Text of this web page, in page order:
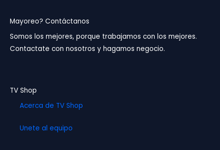
b
o
o
k
g
r
a
b
e
Mayoreo? Contáctanos
Somos los mejores, porque trabajamos con los mejores.
Contactate con nosotros y hagamos negocio.
TV Shop
Acerca de TV Shop
Unete al equipo